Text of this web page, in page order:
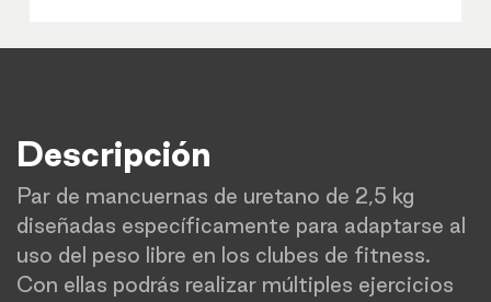
Descripción
Par de mancuernas de uretano de 2,5 kg
diseñadas específicamente para adaptarse al
uso del peso libre en los clubes de fitness.
Con ellas podrás realizar múltiples ejercicios